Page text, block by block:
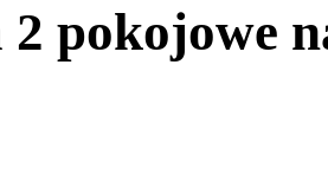
pokojowe